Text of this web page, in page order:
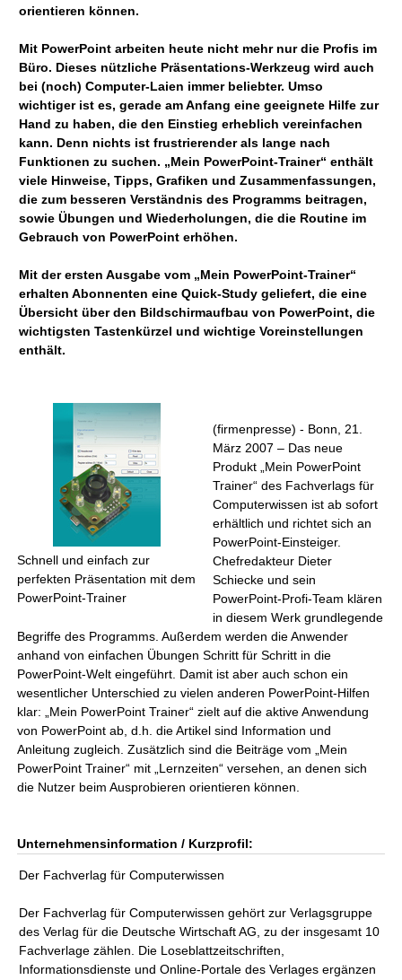
orientieren können.
Mit PowerPoint arbeiten heute nicht mehr nur die Profis im
Büro. Dieses nützliche Präsentations-Werkzeug wird auch
bei (noch) Computer-Laien immer beliebter. Umso
wichtiger ist es, gerade am Anfang eine geeignete Hilfe zur
Hand zu haben, die den Einstieg erheblich vereinfachen
kann. Denn nichts ist frustrierender als lange nach
Funktionen zu suchen. „Mein PowerPoint-Trainer“ enthält
viele Hinweise, Tipps, Grafiken und Zusammenfassungen,
die zum besseren Verständnis des Programms beitragen,
sowie Übungen und Wiederholungen, die die Routine im
Gebrauch von PowerPoint erhöhen.
Mit der ersten Ausgabe vom „Mein PowerPoint-Trainer“
erhalten Abonnenten eine Quick-Study geliefert, die eine
Übersicht über den Bildschirmaufbau von PowerPoint, die
wichtigsten Tastenkürzel und wichtige Voreinstellungen
enthält.
Schnell und einfach zur
perfekten Präsentation mit dem
PowerPoint-Trainer
(firmenpresse) - Bonn, 21.
März 2007 – Das neue
Produkt „Mein PowerPoint
Trainer“ des Fachverlags für
Computerwissen ist ab sofort
erhältlich und richtet sich an
PowerPoint-Einsteiger.
Chefredakteur Dieter
Schiecke und sein
PowerPoint-Profi-Team klären
in diesem Werk grundlegende
Begriffe des Programms. Außerdem werden die Anwender
anhand von einfachen Übungen Schritt für Schritt in die
PowerPoint-Welt eingeführt. Damit ist aber auch schon ein
wesentlicher Unterschied zu vielen anderen PowerPoint-Hilfen
klar: „Mein PowerPoint Trainer“ zielt auf die aktive Anwendung
von PowerPoint ab, d.h. die Artikel sind Information und
Anleitung zugleich. Zusätzlich sind die Beiträge vom „Mein
PowerPoint Trainer“ mit „Lernzeiten“ versehen, an denen sich
die Nutzer beim Ausprobieren orientieren können.
Unternehmensinformation / Kurzprofil:
Der Fachverlag für Computerwissen
Der Fachverlag für Computerwissen gehört zur Verlagsgruppe
des Verlag für die Deutsche Wirtschaft AG, zu der insgesamt 10
Fachverlage zählen. Die Loseblattzeitschriften,
Informationsdienste und Online-Portale des Verlages ergänzen